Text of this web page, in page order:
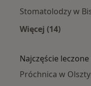
Stomatolodzy w
Więcej (14)
Najczęście
Próchnica w